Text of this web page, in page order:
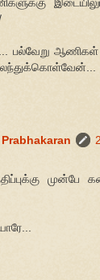
பல்வேறு ஆணிகள்
முன்பே